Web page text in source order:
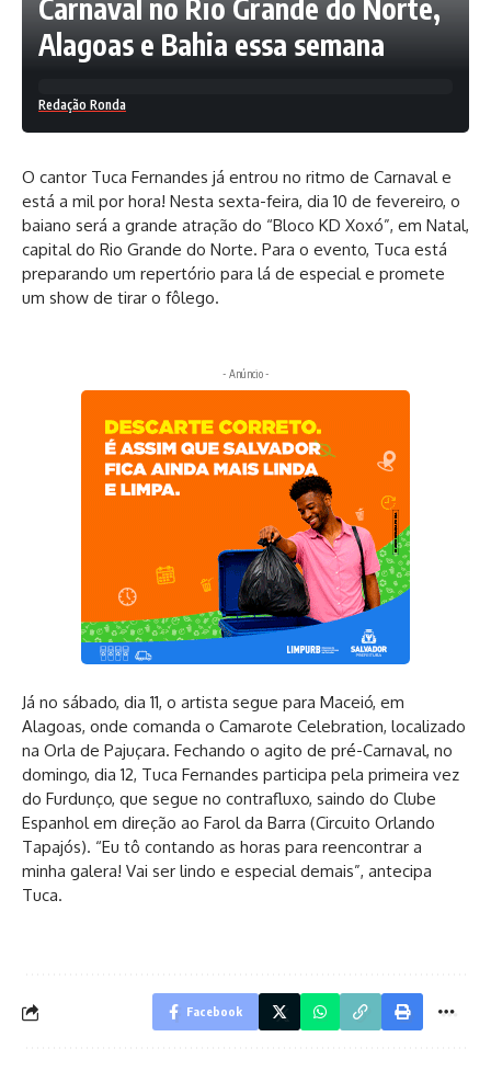
Carnaval no Rio Grande do Norte,
Alagoas e Bahia essa semana
Redação Ronda
O cantor Tuca Fernandes já entrou no ritmo de Carnaval e
está a mil por hora! Nesta sexta-feira, dia 10 de fevereiro, o
baiano será a grande atração do “Bloco KD Xoxó”, em Natal,
capital do Rio Grande do Norte. Para o evento, Tuca está
preparando um repertório para lá de especial e promete
um show de tirar o fôlego.
- Anúncio -
Já no sábado, dia 11, o artista segue para Maceió, em
Alagoas, onde comanda o Camarote Celebration, localizado
na Orla de Pajuçara. Fechando o agito de pré-Carnaval, no
domingo, dia 12, Tuca Fernandes participa pela primeira vez
do Furdunço, que segue no contrafluxo, saindo do Clube
Espanhol em direção ao Farol da Barra (Circuito Orlando
Tapajós). “Eu tô contando as horas para reencontrar a
minha galera! Vai ser lindo e especial demais”, antecipa
Tuca.
Facebook